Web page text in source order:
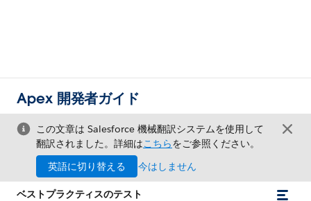
Apex 開発者ガイド
この文章は Salesforce 機械翻訳システムを使用して
翻訳されました。詳細はこちらをご参照ください。
英語に切り替える
今はしません
ベストプラクティスのテスト